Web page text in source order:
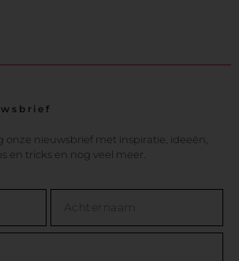
onze nieuwsbrief met inspiratie, ideeën,
en tricks en nog veel meer.